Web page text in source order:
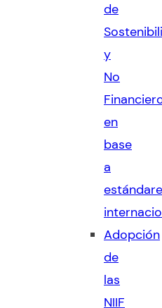
de
y
No
en
base
a
Adopción
de
las
NIIF